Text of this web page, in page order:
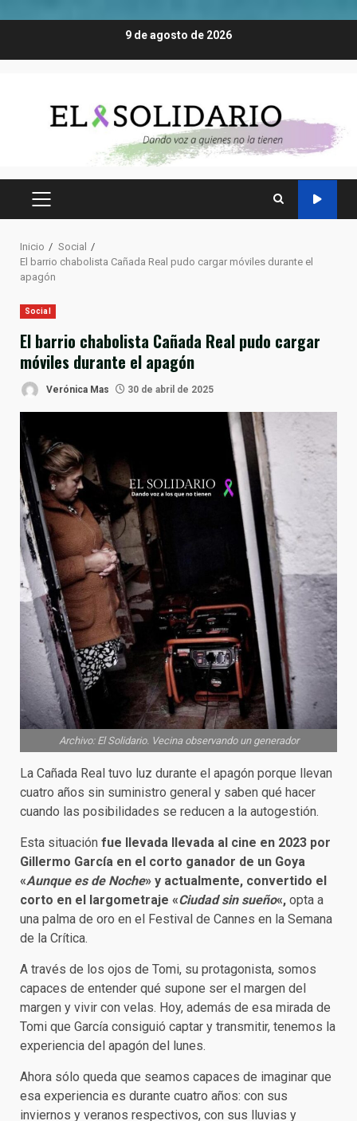
9 de agosto de 2026
MENÚ
Inicio
Social
El barrio chabolista Cañada Real pudo cargar móviles durante el
apagón
Social
El barrio chabolista Cañada Real pudo cargar
móviles durante el apagón
Verónica Mas 30 de abril de 2025
Archivo: El Solidario. Vecina observando un generador
La Cañada Real tuvo luz durante el apagón porque llevan
cuatro años sin suministro general y saben qué hacer
cuando las posibilidades se reducen a la autogestión.
Esta situación fue llevada llevada al cine en 2023 por
Gillermo García en el corto ganador de un Goya
«Aunque es de Noche» y actualmente, convertido el
corto en el largometraje «Ciudad sin sueño«, opta a
una palma de oro en el Festival de Cannes en la Semana
de la Crítica.
A través de los ojos de Tomi, su protagonista, somos
capaces de entender qué supone ser el margen del
margen y vivir con velas. Hoy, además de esa mirada de
Tomi que García consiguió captar y transmitir, tenemos la
experiencia del apagón del lunes.
Ahora sólo queda que seamos capaces de imaginar que
esa experiencia es durante cuatro años: con sus
inviernos y veranos respectivos, con sus lluvias y